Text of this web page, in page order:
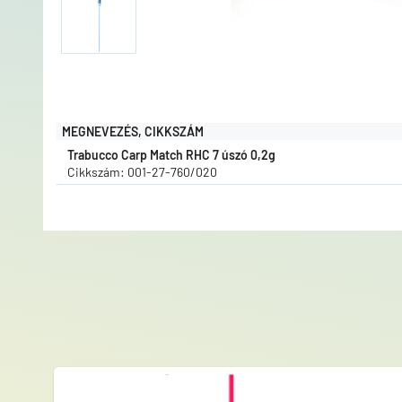
MEGNEVEZÉS, CIKKSZÁM
Trabucco Carp Match RHC 7 úszó 0,2g
Cikkszám: 001-27-760/020